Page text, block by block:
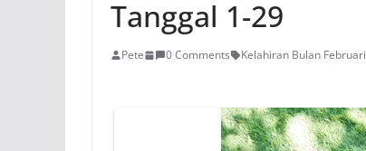
Tanggal 1-29
Pete 0 Comments Kelahiran Bulan Februari